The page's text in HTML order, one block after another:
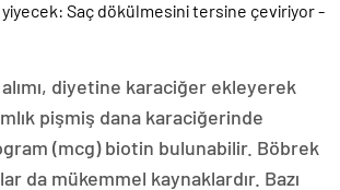
diyetine karaciğer ekleyerek
pişmiş dana karaciğerinde
(mcg) biotin bulunabilir. Böbrek
da mükemmel kaynaklardır. Bazı